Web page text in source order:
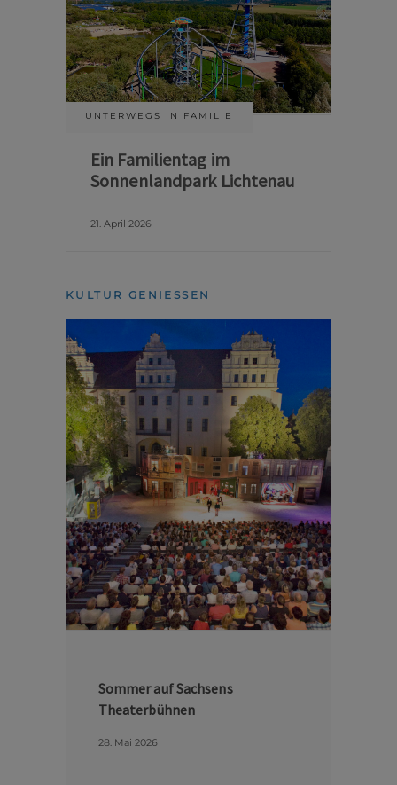
UNTERWEGS IN FAMILIE
Ein Familientag im
Sonnenlandpark Lichtenau
21. April 2026
KULTUR GENIESSEN
Hinter den Kulissen der Dresdner
Semperoper
29. April 2026